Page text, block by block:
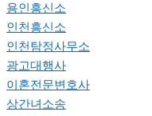
용인흥신소
인천흥신소
인천탐정사무소
광고대행사
이혼전문변호사
상간녀소송